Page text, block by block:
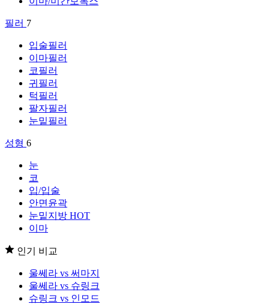
필러 7
입술필러
이마필러
코필러
귀필러
턱필러
팔자필러
눈밑필러
성형 6
눈
코
입/입술
안면윤곽
눈밑지방 HOT
이마
인기 비교
울쎄라 vs 써마지
울쎄라 vs 슈링크
슈링크 vs 인모드